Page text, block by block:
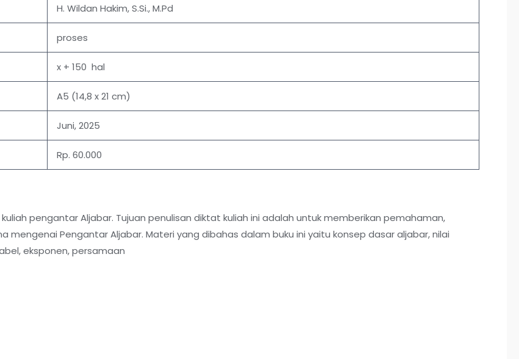
H. Wildan Hakim, S.Si., M.Pd
proses
x + 150 hal
A5 (14,8 x 21 cm)
Juni, 2025
Rp. 60.000
pengantar Aljabar. Tujuan penulisan diktat kuliah ini adalah untuk memberikan pemahaman,
Pengantar Aljabar. Materi yang dibahas dalam buku ini yaitu konsep dasar aljabar, nilai
eksponen, persamaan